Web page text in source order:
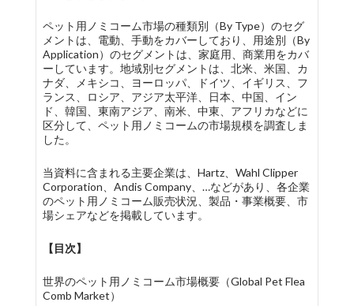
ペット用ノミコーム市場の種類別（By Type）のセグ
メントは、電動、手動をカバーしており、用途別（By
Application）のセグメントは、家庭用、商業用をカバ
ーしています。地域別セグメントは、北米、米国、カ
ナダ、メキシコ、ヨーロッパ、ドイツ、イギリス、フ
ランス、ロシア、アジア太平洋、日本、中国、イン
ド、韓国、東南アジア、南米、中東、アフリカなどに
区分して、ペット用ノミコームの市場規模を調査しま
した。
当資料に含まれる主要企業は、Hartz、Wahl Clipper
Corporation、Andis Company、…などがあり、各企業
のペット用ノミコーム販売状況、製品・事業概要、市
場シェアなどを掲載しています。
【目次】
世界のペット用ノミコーム市場概要（Global Pet Flea
Comb Market）